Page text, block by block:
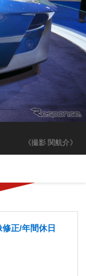
《撮影 関航介》
正/年間休日